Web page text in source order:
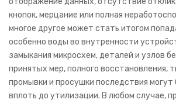
АКЦИИ
НОВОСТИ
КОНТАКТЫ
кнопок, мерцание или полная
многое другое может стать итогом
особенно воды во внутренности
замыкания микросхем, деталей и узлов
принятых мер, полного восстановления,
промывки и просушки последствия
вплоть до утилизации. В любом случае,